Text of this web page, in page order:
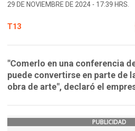
29 DE NOVIEMBRE DE 2024 - 17:39 HRS.
T13
"Comerlo en una conferencia
puede convertirse en parte de
obra de arte", declaró el
PUBLICIDAD